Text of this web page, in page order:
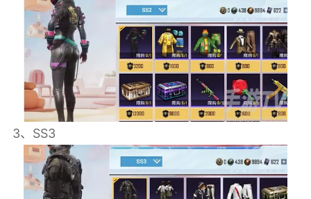
3、SS3